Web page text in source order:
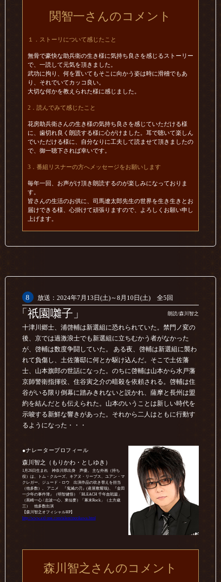
関智一さんのコメント
１．ストーリについて感じたこと
無骨で豪快な助兵衛の生き様に気持ち良さを感じるストーリー
で、一読して元気を頂きました。
武功に拘り、何を置いてもそこに向かう姿は時に滑稽でもあ
り、それでいてカッコ良い。
大切な何かを教えられた様に感じました。
2．読んでみて感じたこと
花房助兵衛さんの生き様の気持ち良さを感じていただける様
に、歯切れ良く朗読する様に心がけました。耳で聴いて楽しん
でいただける様に、自分なりに工夫して読ませて頂きましたの
で、御一聴下されば幸いです。
3．番組リスナーの方へメッセージをお願いします
毎年一回、お声がけ頂き朗読するのが楽しみになっておりま
す。
皆さんの生活のお供に、司馬遼太郎先生の世界を生き生きとお
届けできる様、心掛けて頑張りますので、よろしくお願い申し
上げます。
8 放送：2024年7月13日(土)～8月10日(土) 全5回
「祇園囃子」 朗読/森川智之
十津川郷士、浦啓輔は新選組に恐れられていた。禁門ノ変の
後、京では過激浪士でも新選組に立ちむかう者がなかった
が、啓輔は数度争闘していた。 ある夜、啓輔は新選組に襲わ
れて負傷し、土佐藩邸に何とか駆け込んだ。そこで土佐藩
士、山本旗郎の世話になった。のちに啓輔は山本から水戸藩
京師警衛指揮役、住谷寅之介の暗殺を依頼される。啓輔は住
谷がいる限り倒幕に踏みきれないと説かれ、薩摩と長州は盟
約を結んだとも伝えられた。山本のいうことは新しい時代を
示唆する新鮮な響きがあった。それから二人はともに行動す
るようになった・・・
●ナレータープロフィール
森川智之（もりかわ・としゆき）
1月26日生まれ 神奈川県出身 声優。 主な外画（持ち
役）は、トム・クルーズ、キアヌ・リーブス、ユアン・マ
クレガー、ジュード・ロウ 出演作品の吹き替えを担当
（他多数）。 アニメ 『鬼滅の刃』(産屋敷耀哉)、『金田
一少年の事件簿』（明智健悟）「BLEACH 千年血戦篇」
（黒崎一心 / 志波一心、東仙要）「幕末Rock」（土方歳
三） 他多数出演
【森川智之オフィシャルHP】
http://www.axl-one.com/talent/morikawa.html
森川智之さんのコメント